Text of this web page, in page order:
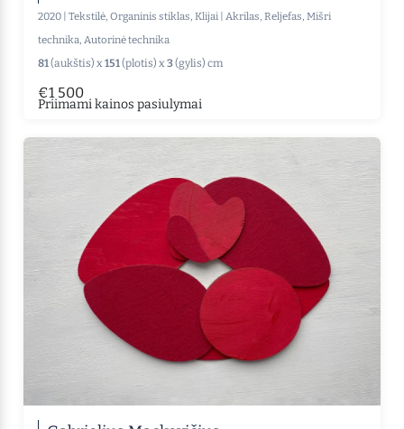
2020 | Tekstilė, Organinis stiklas, Klijai | Akrilas, Reljefas, Mišri
technika, Autorinė technika
81(aukštis) x151(plotis) x3(gylis) cm
€1 500
Priimami kainos pasiulymai